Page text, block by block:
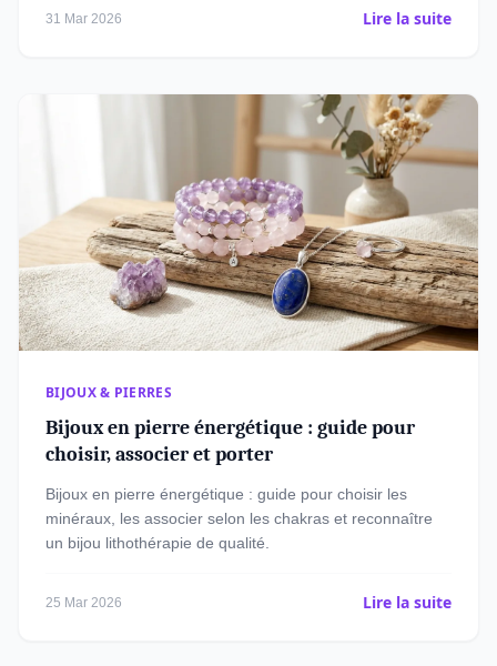
31 Mar 2026 Lire la suite
BIJOUX & PIERRES
Bijoux en pierre énergétique : guide pour
choisir, associer et porter
Bijoux en pierre énergétique : guide pour choisir les
minéraux, les associer selon les chakras et reconnaître
un bijou lithothérapie de qualité.
25 Mar 2026 Lire la suite